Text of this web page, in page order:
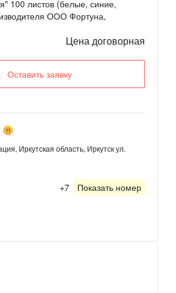
100 листов (белые, синие,
ООО Фортуна,
Цена договорная
Оставить заявку
11
Иркутская область, Иркутскул.
+7 Показать номер